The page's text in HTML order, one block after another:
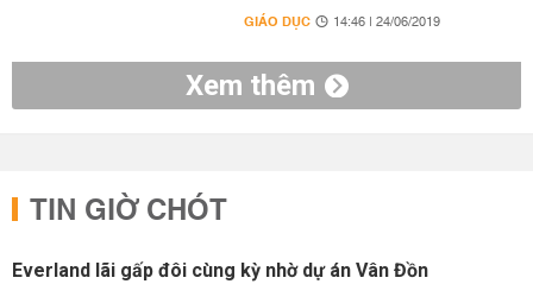
GIÁO DỤC 14:46 | 24/06/2019
Xem thêm
TIN GIỜ CHÓT
Everland lãi gấp đôi cùng kỳ nhờ dự án Vân Đồn